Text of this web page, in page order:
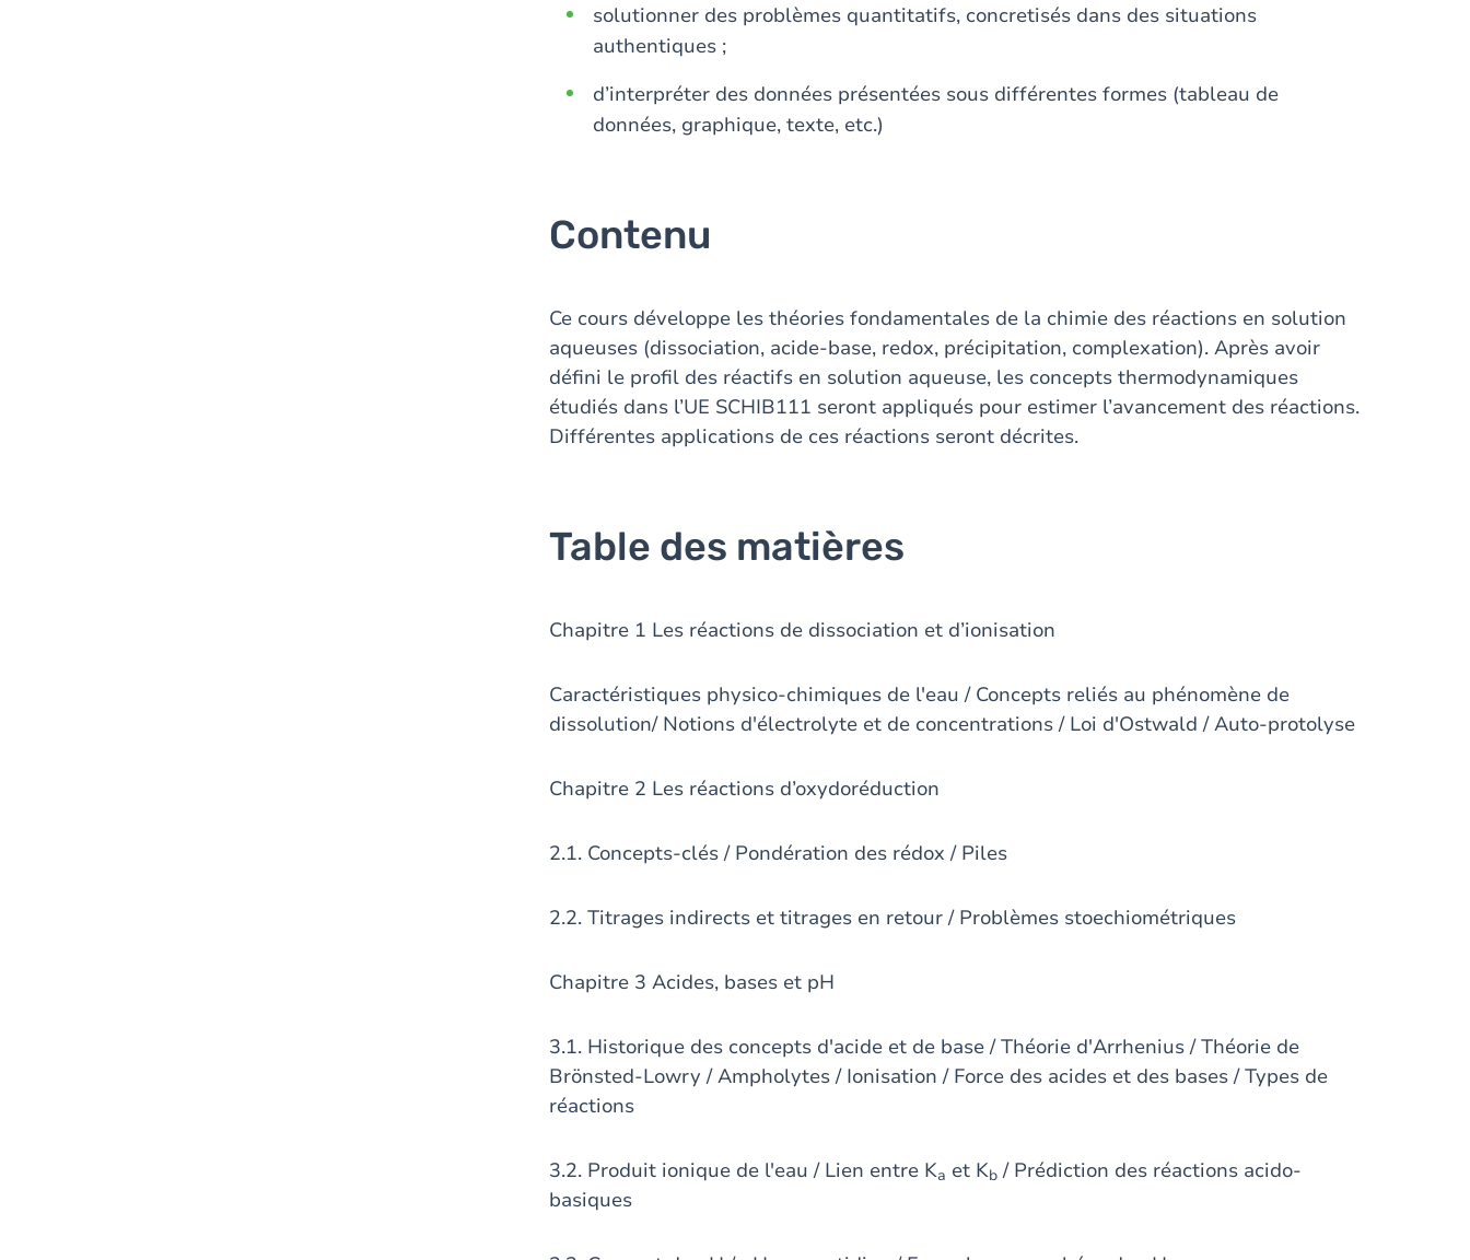
solutionner des problèmes quantitatifs, concretisés dans des situations
authentiques ;
d’interpréter des données présentées sous différentes formes (tableau de
données, graphique, texte, etc.)
Contenu
Ce cours développe les théories fondamentales de la chimie des réactions en solution
aqueuses (dissociation, acide-base, redox, précipitation, complexation). Après avoir
défini le profil des réactifs en solution aqueuse, les concepts thermodynamiques
étudiés dans l’UE SCHIB111 seront appliqués pour estimer l’avancement des réactions.
Différentes applications de ces réactions seront décrites.
Table des matières
Chapitre 1 Les réactions de dissociation et d’ionisation
Caractéristiques physico-chimiques de l'eau / Concepts reliés au phénomène de
dissolution/ Notions d'électrolyte et de concentrations / Loi d'Ostwald / Auto-protolyse
Chapitre 2 Les réactions d’oxydoréduction
2.1. Concepts-clés / Pondération des rédox / Piles
2.2. Titrages indirects et titrages en retour / Problèmes stoechiométriques
Chapitre 3 Acides, bases et pH
3.1. Historique des concepts d'acide et de base / Théorie d'Arrhenius / Théorie de
Brönsted-Lowry / Ampholytes / Ionisation / Force des acides et des bases / Types de
réactions
3.2. Produit ionique de l'eau / Lien entre Ka et Kb / Prédiction des réactions acido-
basiques